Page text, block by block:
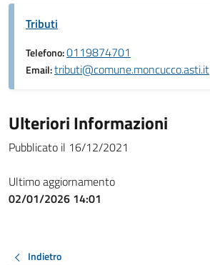
Tributi
Telefono:0119874701
Email:tributi@comune.moncucco.asti.it
Ulteriori Informazioni
Pubblicato il 16/12/2021
Ultimo aggiornamento
02/01/2026 14:01
Indietro